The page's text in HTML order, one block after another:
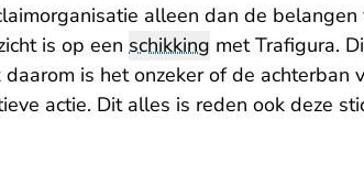
alleen dan de belangen
is op een schikking met Trafigura.
is het onzeker of de achterban
actie. Dit alles is reden ook deze